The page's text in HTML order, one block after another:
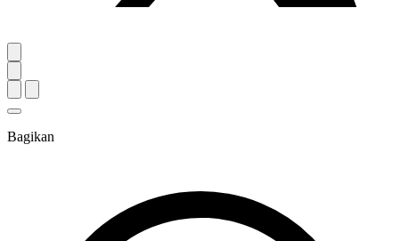
Bagikan